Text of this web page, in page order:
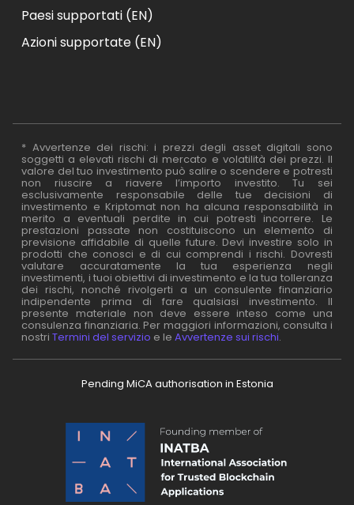
Paesi supportati (EN)
Azioni supportate (EN)
* Avvertenze dei rischi: i prezzi degli asset digitali sono
soggetti a elevati rischi di mercato e volatilità dei prezzi. Il
valore del tuo investimento può salire o scendere e potresti
non riuscire a riavere l’importo investito. Tu sei
esclusivamente responsabile delle tue decisioni di
investimento e Kriptomat non ha alcuna responsabilità in
merito a eventuali perdite in cui potresti incorrere. Le
prestazioni passate non costituiscono un elemento di
previsione affidabile di quelle future. Devi investire solo in
prodotti che conosci e di cui comprendi i rischi. Dovresti
valutare accuratamente la tua esperienza negli
investimenti, i tuoi obiettivi di investimento e la tua tolleranza
dei rischi, nonché rivolgerti a un consulente finanziario
indipendente prima di fare qualsiasi investimento. Il
presente materiale non deve essere inteso come una
consulenza finanziaria. Per maggiori informazioni, consulta i
nostriTermini del servizio e leAvvertenze sui rischi.
Pending MiCA authorisation in Estonia